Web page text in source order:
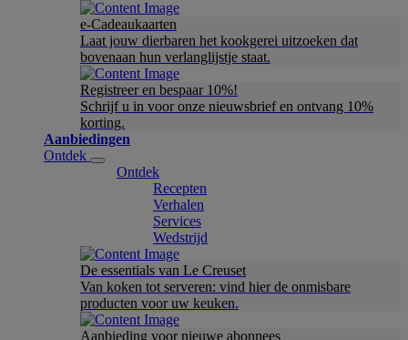
e-Cadeaukaarten
Laat jouw dierbaren het kookgerei uitzoeken dat
bovenaan hun verlanglijstje staat.
Registreer en bespaar 10%!
Schrijf u in voor onze nieuwsbrief en ontvang 10%
korting.
Aanbiedingen
Ontdek
Ontdek
Recepten
Verhalen
Services
Wedstrijd
De essentials van Le Creuset
Van koken tot serveren: vind hier de onmisbare
producten voor uw keuken.
Aanbieding voor nieuwe abonnees